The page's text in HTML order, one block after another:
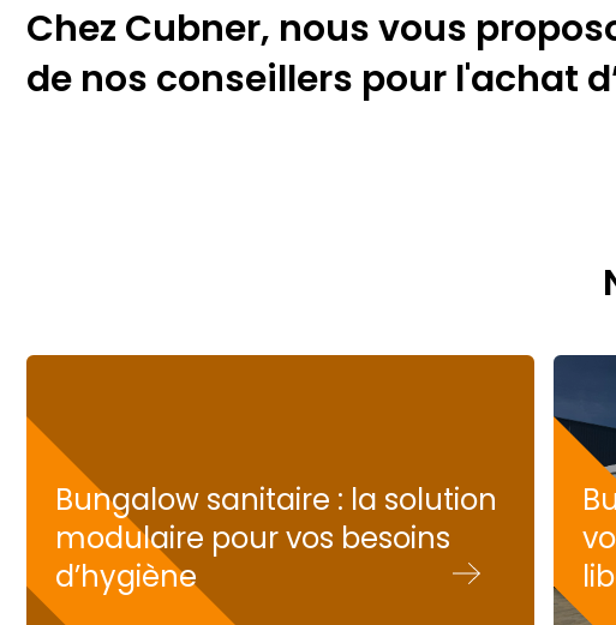
Chez Cubner, nous vous
de nos conseillers pour l'achat
Bungalow sanitaire : la solution
modulaire pour vos besoins
d’hygiène